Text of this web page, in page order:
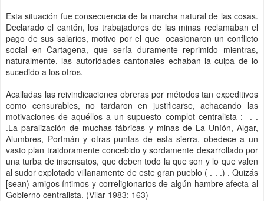
Esta situación fue consecuencia de la marcha natural de las cosas.
Declarado el cantón, los trabajadores de las minas reclamaban el
pago de sus salarios, motivo por el que ocasionaron un conflicto
social en Cartagena, que sería duramente reprimido mientras,
naturalmente, las autoridades cantonales echaban la culpa de lo
sucedido a los otros.
Acalladas las reivindicaciones obreras por métodos tan expeditivos
como censurables, no tardaron en justificarse, achacando las
motivaciones de aquéllos a un supuesto complot centralista : . .
.La paralización de muchas fábricas y minas de La Uníón, Algar,
Alumbres, Portmán y otras puntas de esta sierra, obedece a un
vasto plan traidoramente concebido y sordamente desarrollado por
una turba de insensatos, que deben todo la que son y lo que valen
al sudor explotado villanamente de este gran pueblo ( . . .) . Quizás
[sean) amigos íntimos y correligionarios de algún hambre afecta al
Gobierno centralista. (Vilar 1983: 163)